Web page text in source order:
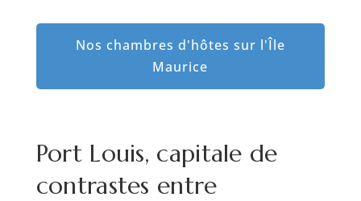
Nos chambres d'hôtes sur l'Île
Maurice
Port Louis, capitale de
contrastes entre